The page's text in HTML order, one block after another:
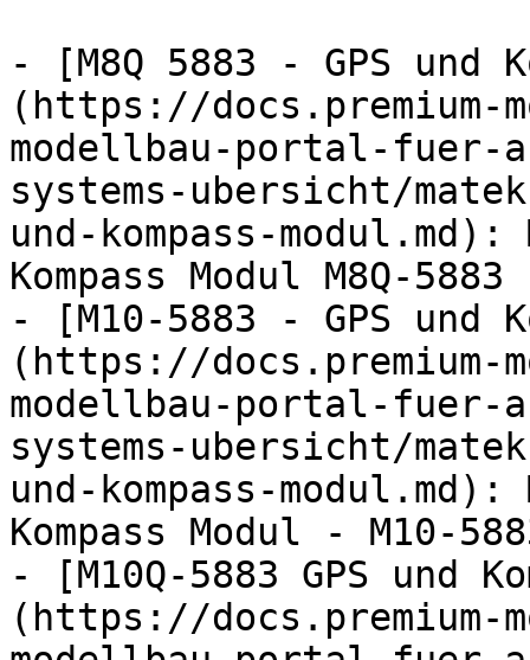
- [M8Q 5883 - GPS und
(https://docs.premium-
modellbau-portal-fuer-
systems-ubersicht/
und-kompass-modul.md):
Kompass Modul M8Q-
- [M10-5883 - GPS und
(https://docs.premium-
modellbau-portal-fuer-
systems-ubersicht/
und-kompass-modul.md):
Kompass Modul - M10-
- [M10Q-5883 GPS und
(https://docs.premium-